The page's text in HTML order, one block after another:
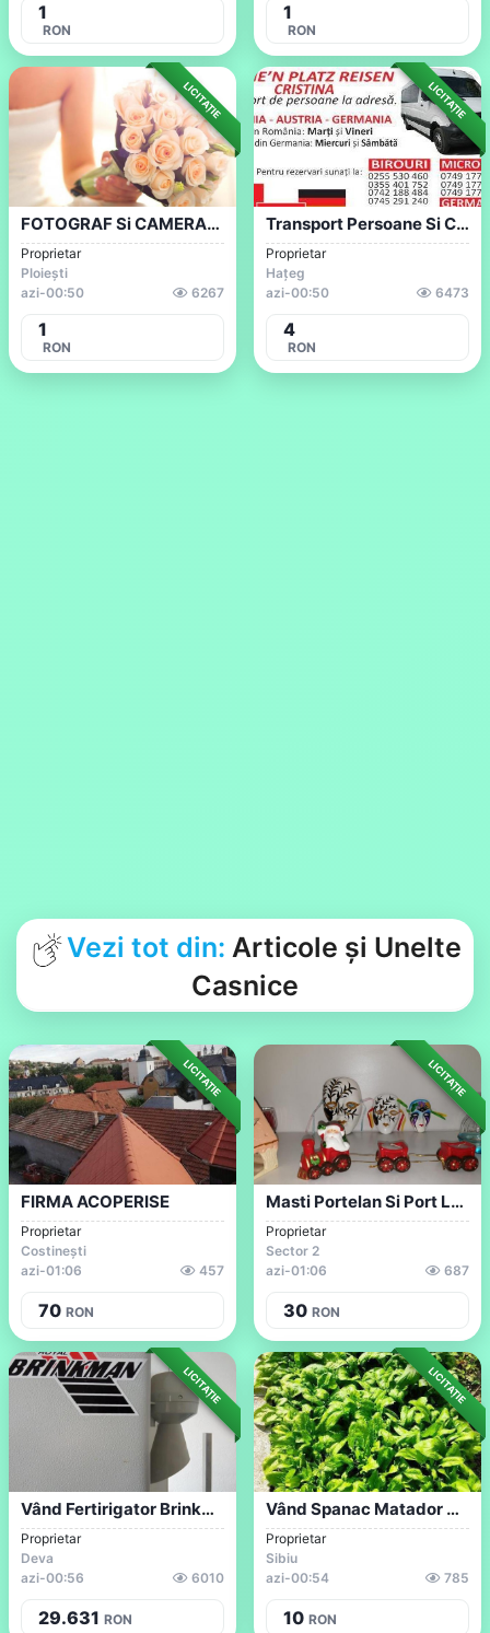
1
RON
1
RON
LICITAȚIE
FOTOGRAF Si CAMERAMAN EVENIMENTE 2022
Proprietar
Ploiești
azi-00:50 6267
1
RON
LICITAȚIE
Transport Persoane Si Colete La Adresa D...
Proprietar
Hațeg
azi-00:50 6473
4
RON
Vezi tot din: Articole și Unelte
Casnice
LICITAȚIE
FIRMA ACOPERISE
Proprietar
Costinești
azi-01:06 457
70 RON
LICITAȚIE
Masti Portelan Si Port Lumanari
Proprietar
Sector 2
azi-01:06 687
30 RON
LICITAȚIE
Vând Fertirigator Brinkmann
Proprietar
Deva
azi-00:56 6010
29.631 RON
LICITAȚIE
Vând Spanac Matador Mare Și Frumos Nu Es...
Proprietar
Sibiu
azi-00:54 785
10 RON